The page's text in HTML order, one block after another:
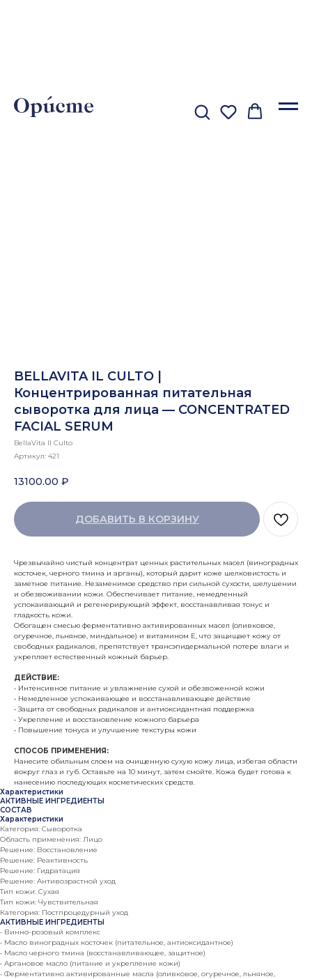
BELLAVITA IL CULTO |
Концентрированная питательная
сыворотка для лица — CONCENTRATED
FACIAL SERUM
BellaVita Il Culto
Артикул: 421
13100.00 ₽
ДОБАВИТЬ В КОРЗИНУ
Чрезвычайно чистый концентрат ценных растительных масел (виноградных
косточек, черного тмина и арганы), который дарит коже шелковистость и
заметное питание. Незаменимое средство при сильной сухости, шелушении
и обезвоживании кожи. Обеспечивает питание, немедленный
успокаивающий и регенерирующий эффект, восстанавливая тонус и
гладкость кожи.
Обогащен смесью ферментативно активированных масел (оливковое,
огуречное, льняное, миндальное) и витамином Е, что защищает кожу от
свободных радикалов, препятствует трансэпидермальной потере влаги и
укрепляет естественный кожный барьер.
ДЕЙСТВИЕ:
• Интенсивное питание и увлажнение сухой и обезвоженной кожи
• Немедленное успокаивающее и восстанавливающее действие
• Защита от свободных радикалов и антиоксидантная поддержка
• Укрепление и восстановление кожного барьера
• Повышение тонуса и улучшение текстуры кожи
СПОСОБ ПРИМЕНЕНИЯ:
Нанесите обильным слоем на очищенную сухую кожу лица, избегая области
вокруг глаз и губ. Оставьте на 10 минут, затем смойте. Кожа будет готова к
нанесению последующих косметических средств.
Характеристики
АКТИВНЫЕ ИНГРЕДИЕНТЫ
СОСТАВ
Характеристики
Категория: Сыворотка
Область применения: Лицо
Решение: Восстановление
Решение: Реактивность
Решение: Гидратация
Решение: Антивозрастной уход
Тип кожи: Сухая
Тип кожи: Чувствительная
Категория: Постпроцедурный уход
АКТИВНЫЕ ИНГРЕДИЕНТЫ
• Винно-розовый комплекс
• Масло виноградных косточек (питательное, антиоксидантное)
• Масло черного тмина (восстанавливающее, защитное)
• Аргановое масло (питание и укрепление кожи)
• Ферментативно активированные масла (оливковое, огуречное, льняное,